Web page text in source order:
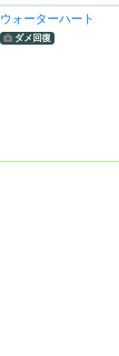
ウォーターハート
ダメ回復